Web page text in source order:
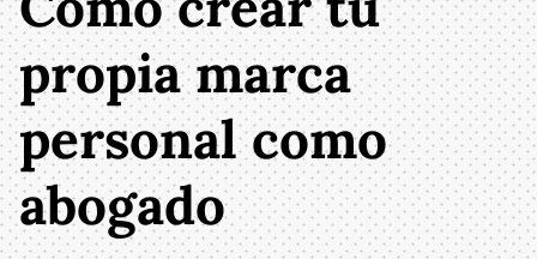
propia marca
personal como
abogado